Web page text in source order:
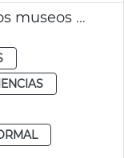
Aumento de las visitas en los museos y monumentos de València